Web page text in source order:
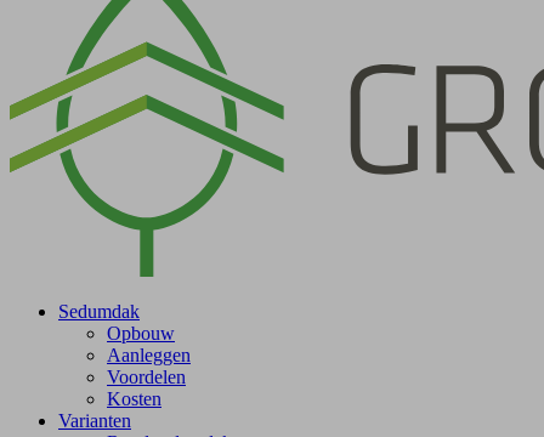
Sedumdak
Opbouw
Aanleggen
Voordelen
Kosten
Varianten